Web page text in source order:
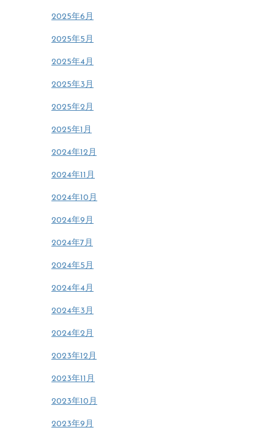
2025年6月
2025年5月
2025年4月
2025年3月
2025年2月
2025年1月
2024年12月
2024年11月
2024年10月
2024年9月
2024年7月
2024年5月
2024年4月
2024年3月
2024年2月
2023年12月
2023年11月
2023年10月
2023年9月